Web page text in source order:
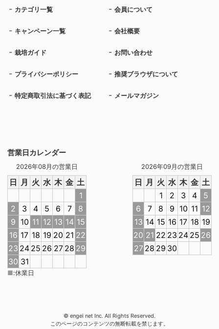
営業日カレンダー
2026年08月の営業日
日 月 火 水 木 金 土
1
2
3 4 5 6 7
8
9 10 11 12 13 14 15
16 17 18 19 20 21 22
23 24 25 26 27 28 29
30 31
2026年09月の営業日
日 月 火 水 木 金 土
1
2 3 4
5
6
7 8 9 10 11 12
13 14 15 16 17 18 19
20 21 22 23 24 25 26
27 28 29 30
■:休業日
カテゴリ一覧 会員について
キャンペーン一覧 会社概要
栽培ガイド お問い合わせ
プライバシーポリシー 推奨ブラウザについて
特定商取引法に基づく表記 メールマガジン
© engei net Inc. All Rights Reserved.
このページのコンテンツの無断転載を禁じます。